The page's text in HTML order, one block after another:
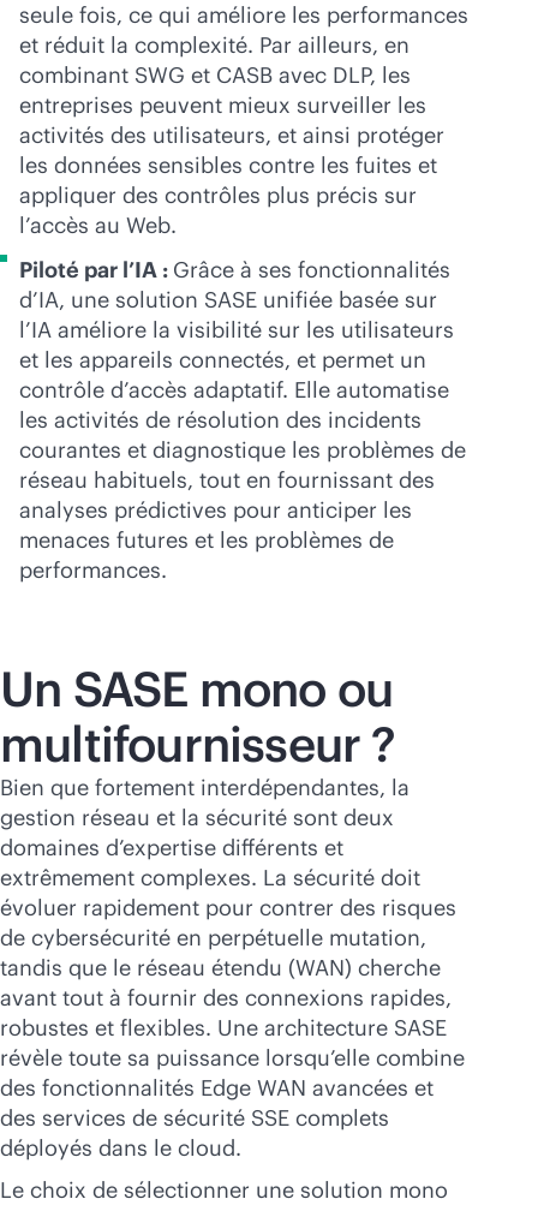
seule fois, ce qui améliore les performances
et réduit la complexité. Par ailleurs, en
combinant SWG et CASB avec DLP, les
entreprises peuvent mieux surveiller les
activités des utilisateurs, et ainsi protéger
les données sensibles contre les fuites et
appliquer des contrôles plus précis sur
l’accès au Web.
Piloté par l’IA : Grâce à ses fonctionnalités
d’IA, une solution SASE unifiée basée sur
l’IA améliore la visibilité sur les utilisateurs
et les appareils connectés, et permet un
contrôle d’accès adaptatif. Elle automatise
les activités de résolution des incidents
courantes et diagnostique les problèmes de
réseau habituels, tout en fournissant des
analyses prédictives pour anticiper les
menaces futures et les problèmes de
performances.
Un SASE mono ou
multifournisseur ?
Bien que fortement interdépendantes, la
gestion réseau et la sécurité sont deux
domaines d’expertise différents et
extrêmement complexes. La sécurité doit
évoluer rapidement pour contrer des risques
de cybersécurité en perpétuelle mutation,
tandis que le réseau étendu (WAN) cherche
avant tout à fournir des connexions rapides,
robustes et flexibles. Une architecture SASE
révèle toute sa puissance lorsqu’elle combine
des fonctionnalités Edge WAN avancées et
des services de sécurité SSE complets
déployés dans le cloud.
Le choix de sélectionner une solution mono